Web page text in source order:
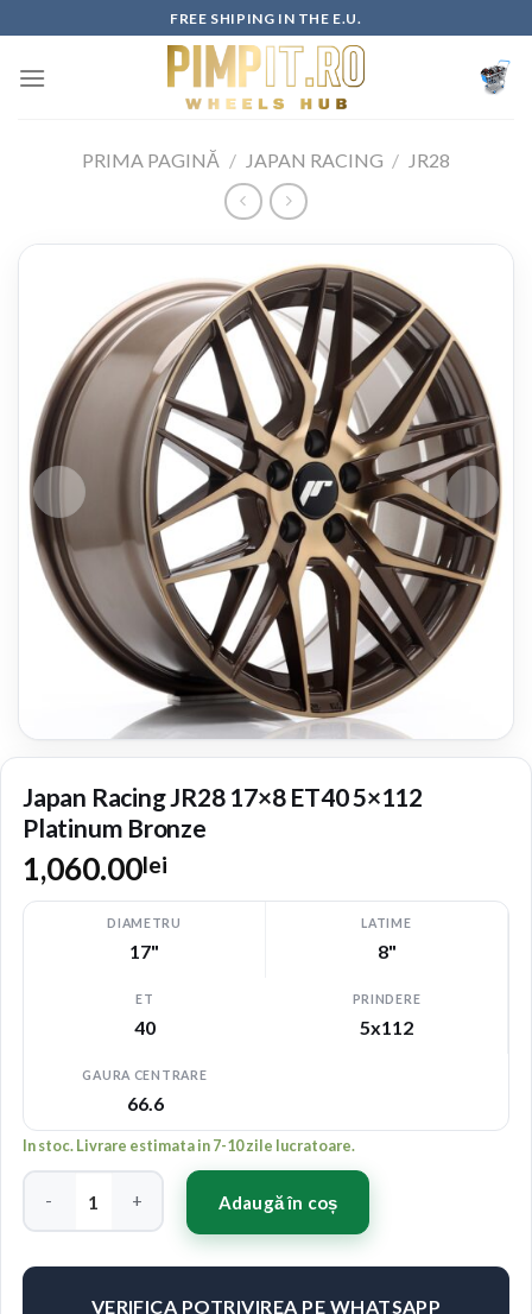
to
content
FREE SHIPING IN THE E.U.
PRIMA PAGINĂ / JAPAN RACING / JR28
Japan Racing JR28 17×8 ET40 5×112
Platinum Bronze
1,060.00lei
DIAMETRU
17"
LATIME
8"
ET
40
PRINDERE
5x112
GAURA CENTRARE
66.6
In stoc. Livrare estimata in 7-10 zile lucratoare.
Cantitate Japan Racing JR28 17x8 ET40 5x112 Platinum Bronze
Adaugă în coș
VERIFICA POTRIVIREA PE WHATSAPP